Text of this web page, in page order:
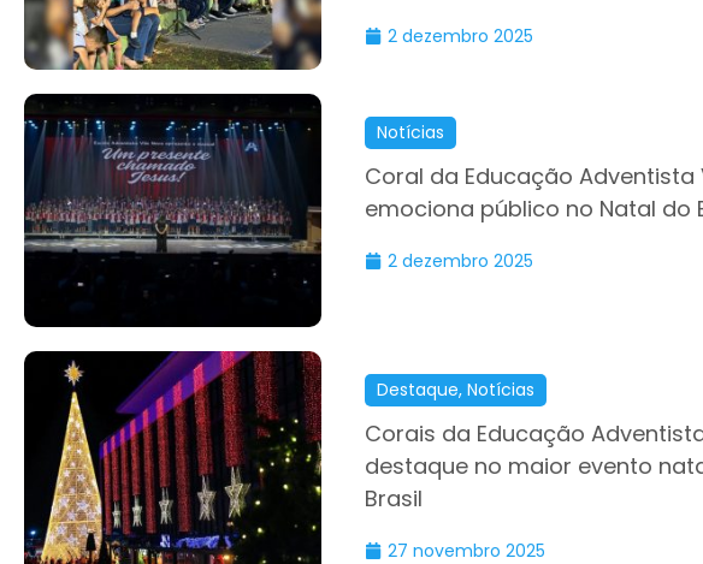
2 dezembro 2025
Notícias
Coral da Educação Adventista
emociona público no Natal do
2 dezembro 2025
Destaque, Notícias
Corais da Educação
destaque no maior evento
Brasil
27 novembro 2025